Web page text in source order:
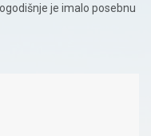
je imalo posebnu